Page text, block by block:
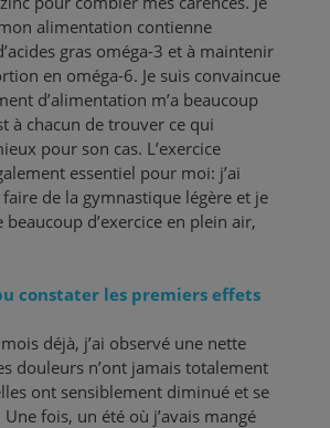
alimentation contienne
gras oméga-3 et à maintenir
en oméga-6. Je suis convaincue
d’alimentation m’a beaucoup
à chacun de trouver ce qui
pour son cas. L’exercice
essentiel pour moi: j’ai
de la gymnastique légère et je
d’exercice en plein air,
constater les premiers effets
déjà, j’ai observé une nette
douleurs n’ont jamais totalement
ont sensiblement diminué et se
fois, un été où j’avais mangé